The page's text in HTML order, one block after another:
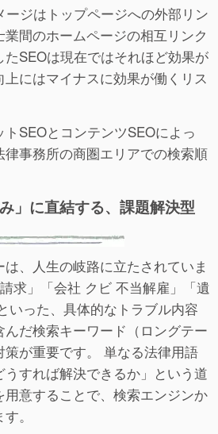
ージはトップページへの外部リン
間のホームページの相互リンク
SEOは現在ではそれほど効果が
にはマイナスに効果が働くリス
SEOとコンテンツSEOによっ
事務所の商圏エリアでの検索順
」に直結する、課題解決型
、人生の岐路に立たされていま
求」「会社 クビ 不当解雇」「遺
いった、具体的なトラブル内容
だ検索キーワード（ロングテー
策が重要です。 単なる法律用語
すれば解決できるか」という道
意することで、検索エンジンか
。